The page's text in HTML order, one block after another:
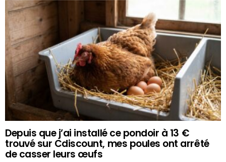
Depuis que j’ai installé ce pondoir à 13 €
trouvé sur Cdiscount, mes poules ont arrêté
de casser leurs œufs